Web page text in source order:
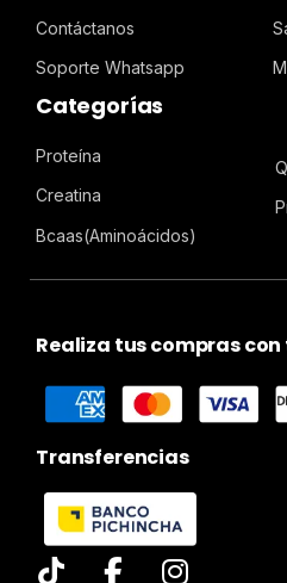
Contáctanos
Soporte Whatsapp
Categorías
Proteína
Creatina
Bcaas(Aminoácidos)
Realiza tus compras
Transferencias